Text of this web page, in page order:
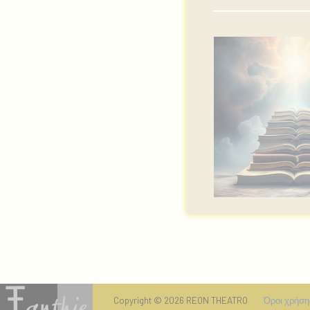
Copyright © 2026 REON THEATRO Όροι